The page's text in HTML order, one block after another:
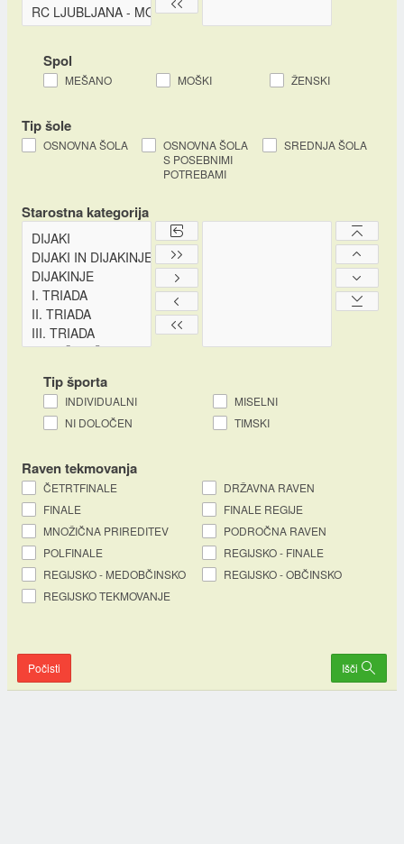
Spol
MEŠANO MOŠKI ŽENSKI
Tip šole
OSNOVNA ŠOLA
OSNOVNA ŠOLA
S POSEBNIMI
POTREBAMI
SREDNJA ŠOLA
Starostna kategorija
Tip športa
INDIVIDUALNI
MISELNI
NI DOLOČEN
TIMSKI
Raven tekmovanja
ČETRTFINALE
DRŽAVNA RAVEN
FINALE
FINALE REGIJE
MNOŽIČNA PRIREDITEV
PODROČNA RAVEN
POLFINALE
REGIJSKO - FINALE
REGIJSKO - MEDOBČINSKO
REGIJSKO - OBČINSKO
REGIJSKO TEKMOVANJE
Počisti Išči